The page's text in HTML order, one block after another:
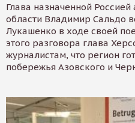
Глава назначенной
области Владимир Сальдо
Лукашенко в ходе своей
этого разговора глава
журналистам, что регион
побережья Азовского и